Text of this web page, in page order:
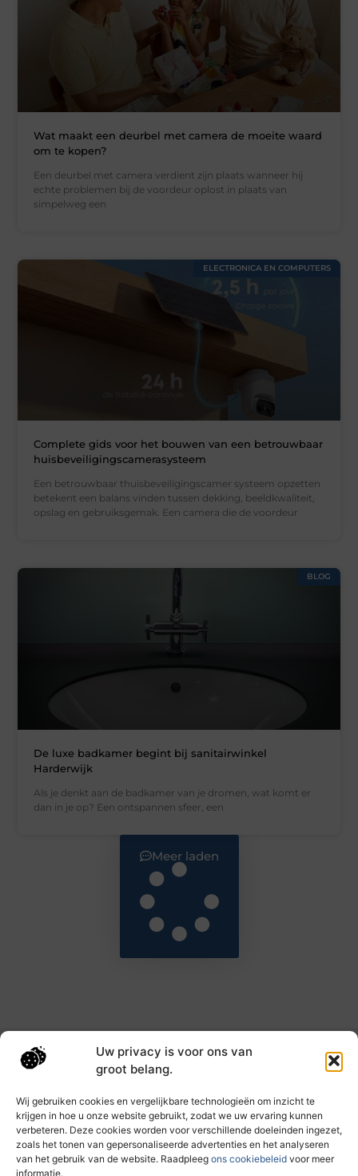
Uw privacy is voor ons van
groot belang.
Wij gebruiken cookies en vergelijkbare technologieën om inzicht te
krijgen in hoe u onze website gebruikt, zodat we uw ervaring kunnen
verbeteren. Deze cookies worden voor verschillende doeleinden ingezet,
zoals het tonen van gepersonaliseerde advertenties en het analyseren
van het gebruik van de website. Raadpleeg ons cookiebeleid voor meer
informatie.
Wat maakt een deurbel met camera de moeite waard
om te kopen?
Een deurbel met camera verdient zijn plaats wanneer hij
echte problemen bij de voordeur oplost in plaats van
simpelweg een
ELECTRONICA EN COMPUTERS
Complete gids voor het bouwen van een betrouwbaar
huisbeveiligingscamerasysteem
Een betrouwbaar thuisbeveiligingscamer systeem opzetten
betekent een balans vinden tussen dekking, beeldkwaliteit,
opslag en gebruiksgemak. Een camera die de voordeur
BLOG
De luxe badkamer begint bij sanitairwinkel
Harderwijk
Als je denkt aan de badkamer van je dromen, wat komt er
dan in je op? Een ontspannen sfeer, een
Meer laden
Main Links
Dagelijks nieuwe inzichten op taec.nl
Artikelen vol kennis, inspiratie en praktische tips die